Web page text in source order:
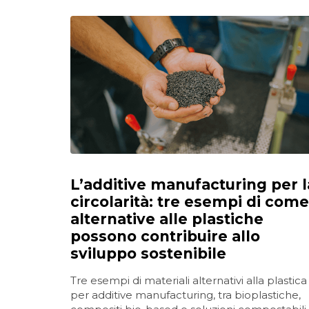
L’additive manufacturing per
circolarità: tre esempi di come
alternative alle plastiche
possono contribuire allo
sviluppo sostenibile
Tre esempi di materiali alternativi alla plastica
per additive manufacturing, tra bioplastiche,